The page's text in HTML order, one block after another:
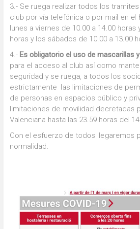
3.- Se ruega realizar todos los
club por vía telefónica o por mail en el
lunes a viernes de 10.00 a 14.00 horas
horas y los sábados de 10.00 a 13.00
4.- Es obligatorio el uso de mascarillas
para el acceso al club así como
seguridad y se ruega, a todos los
estrictamente las limitaciones de
de personas en espacios público y
limitaciones de movilidad decretadas
Valenciana hasta las 23.59 horas del
Con el esfuerzo de todos llegaremos
normalidad.